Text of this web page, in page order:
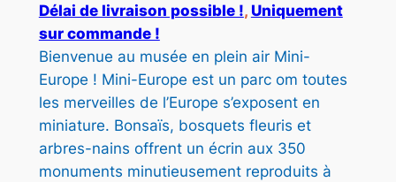
R
e
p
r
i
x
i
e
r
i
x
a
Délai de livraison possible !, Uniquement
sur commande !
Bienvenue au musée en plein air Mini-
Europe ! Mini-Europe est un parc om toutes
les merveilles de l’Europe s’exposent en
miniature. Bonsaïs, bosquets fleuris et
arbres-nains offrent un écrin aux 350
monuments minutieusement reproduits à